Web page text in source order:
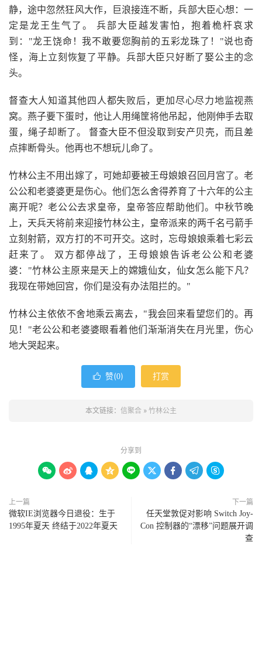
静，途中忽然狂风大作，巨浪接连不断，兵部大臣心想：一
定是龙王生气了。 兵部大臣越发害怕，抱着桅杆哀求
到："龙王饶命！我不敢要您胸前的五彩龙珠了！"说也奇
怪，海上立刻恢复了平静。兵部大臣只好断了娶公主的念
头。
督查大人知道其他四人都失败后，更加尽心尽力地监视燕
窝。燕子要下蛋时，他让人用绳筐将他吊起，他刚伸手去取
蛋，绳子却断了。 督查大臣不但没取到安产贝壳，而且差
点摔断骨头。他再也不想玩儿命了。
竹林公主不用出嫁了，可她却要被王母娘娘召回月宫了。老
公公和老婆婆更是伤心。他们怎么舍得养育了十六年的公主
离开呢？老公公去求皇帝，皇帝答应帮助他们。中秋节晚
上，天兵天将前来迎接竹林公主，皇帝派来的两千名弓箭手
立刻射箭，双方打的不可开交。这时，忘母娘娘乘着七彩云
赶来了。 双方都停战了，王母娘娘告诉老公公和老婆
婆："竹林公主原来是天上的嫦娥仙女，仙女怎么能下凡？
我现在带她回宫，你们是没有办法阻拦的。"
竹林公主依依不舍地乘云离去，"我会回来看望您们的。再
见！"老公公和老婆婆眼看着他们渐渐消失在月光里，伤心
地大哭起来。
 赞(0) 打赏
本文链接： 信聚合 » 竹林公主
分享到
        
上一篇
微软IE浏览器今日退役：生于
1995年夏天 终结于2022年夏天
下一篇
任天堂敦促对影响 Switch Joy-
Con 控制器的“漂移”问题展开调
查